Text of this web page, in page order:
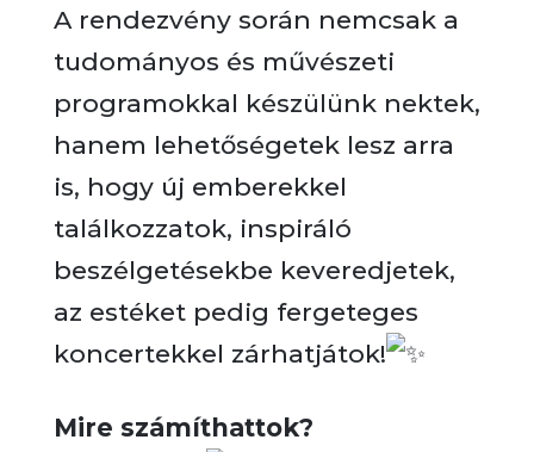
A rendezvény során nemcsak a
tudományos és művészeti
programokkal készülünk nektek,
hanem lehetőségetek lesz arra
is, hogy új emberekkel
találkozzatok, inspiráló
beszélgetésekbe keveredjetek,
az estéket pedig fergeteges
koncertekkel zárhatjátok!
Mire számíthattok?